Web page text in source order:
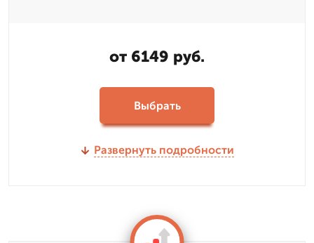
от 6149 руб.
Выбрать
Развернуть подробности